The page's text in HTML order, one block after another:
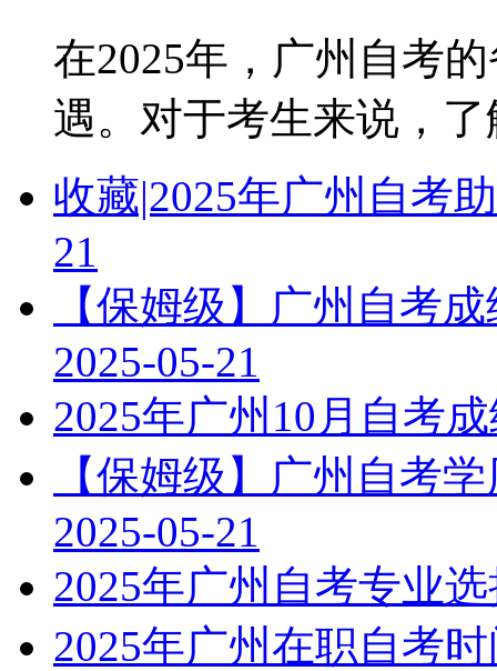
在2025年，广州自考
遇。对于考生来说，了
收藏|2025年广州自考
21
【保姆级】广州自考
2025-05-21
2025年广州10月自考
【保姆级】广州自考
2025-05-21
2025年广州自考专业
2025年广州在职自考